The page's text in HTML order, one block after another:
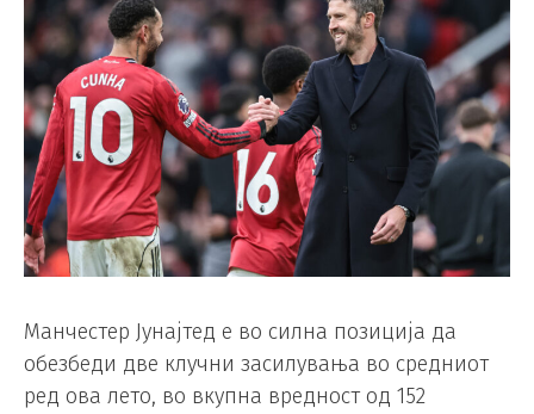
Манчестер Јунајтед е во силна позиција да
обезбеди две клучни засилувања во средниот
ред ова лето, во вкупна вредност од 152